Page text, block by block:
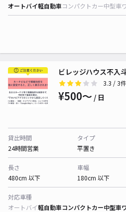
オートバイ軽自動車コンパクトカー中型車
ビレッジハウス不
3.3 / 3件
¥500〜 / 日
貸出時間
24時間営業
タイプ
平置き
長さ
480cm 以下
車幅
180cm 以下
対応車種
オートバイ軽自動車コンパクトカー中型車